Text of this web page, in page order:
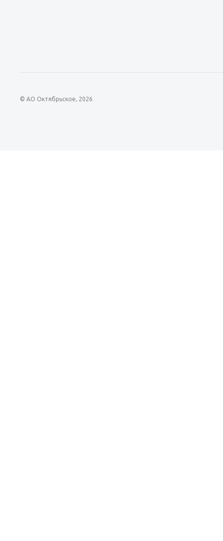
© АО Октябрьское, 2026